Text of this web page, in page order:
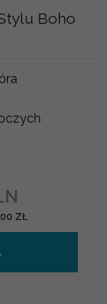
Boho
ZŁ